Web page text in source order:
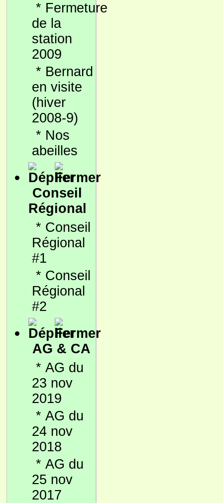
* Fermeture
de la
station
2009
* Bernard
en visite
(hiver
2008-9)
* Nos
abeilles
Conseil
Régional
* Conseil
Régional
#1
* Conseil
Régional
#2
AG & CA
* AG du
23 nov
2019
* AG du
24 nov
2018
* AG du
25 nov
2017